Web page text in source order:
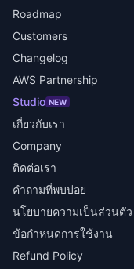
Roadmap
Customers
Changelog
AWS Partnership
Studio NEW
เกี่ยวกับเรา
Company
ติดต่อเรา
คำถามที่พบบ่อย
นโยบายความเป็นส่วนตัว
ข้อกำหนดการใช้งาน
Refund Policy